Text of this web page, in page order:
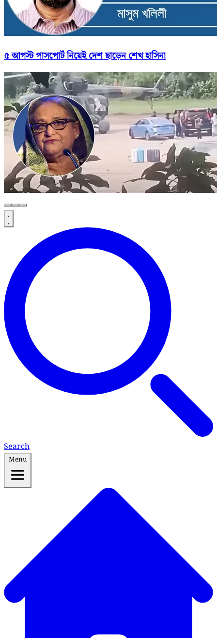
৫ আগস্ট পাসপোর্ট নিয়েই দেশ ছাড়েন শেখ হাসিনা
Search
Menu